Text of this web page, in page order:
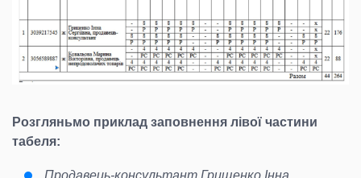
Розгляньмо приклад заповнення лівої частини
табеля: